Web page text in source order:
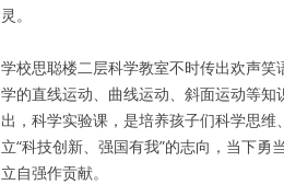
灵。
学校思聪楼二层科学教室不时传出欢声
学的直线运动、曲线运动、斜面运动等
出，科学实验课，是培养孩子们科学思
立“科技创新、强国有我”的志向，当下
立自强作贡献。